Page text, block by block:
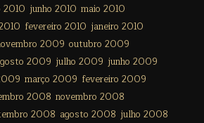
2010 junho 2010 maio 2010
fevereiro 2010 janeiro 2010
2009 outubro 2009
2009 julho 2009 junho 2009
março 2009 fevereiro 2009
2008 novembro 2008
2008 agosto 2008 julho 2008